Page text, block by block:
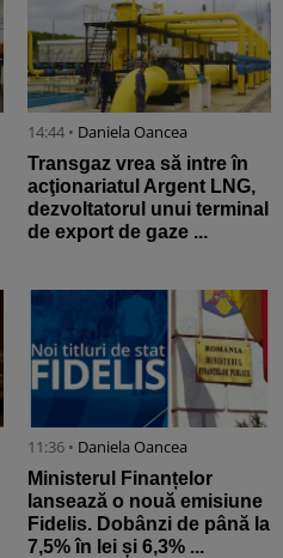
14:44 • Daniela Oancea
Transgaz vrea să intre în
acţionariatul Argent LNG,
dezvoltatorul unui terminal
de export de gaze ...
11:36 • Daniela Oancea
Ministerul Finanțelor
lansează o nouă emisiune
Fidelis. Dobânzi de până la
7,5% în lei și 6,3% ...